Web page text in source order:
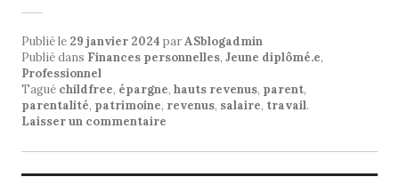
Publié le 29 janvier 2024 parASblogadmin
Publié dans Finances personnelles, Jeune diplômé.e,
Professionnel
Tagué childfree, épargne, hauts revenus, parent,
parentalité, patrimoine, revenus, salaire, travail.
Laisser un commentaire